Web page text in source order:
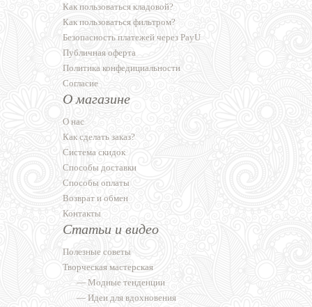
Как пользоваться кладовой?
Как пользоваться фильтром?
Безопасность платежей через PayU
Публичная оферта
Политика конфедициальности
Согласие
О магазине
О нас
Как сделать заказ?
Система скидок
Способы доставки
Способы оплаты
Возврат и обмен
Контакты
Статьи и видео
Полезные советы
Творческая мастерская
— Модные тенденции
— Идеи для вдохновения